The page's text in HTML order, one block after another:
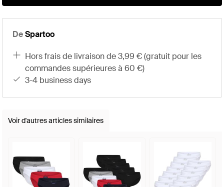
DeSpartoo
hors frais de livraison de 3,99 € (gratuit pour les
commandes supérieures à 60 €)
3-4 business days
Voir d'autres articles similaires